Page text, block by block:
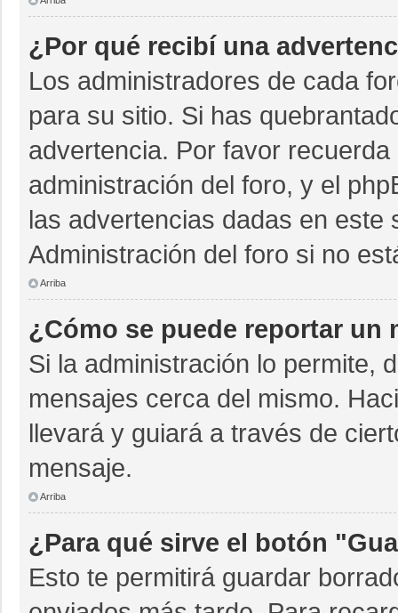
¿Por qué recibí una
Los administradores de cada
para su sitio. Si has
advertencia. Por favor
administración del foro, y el
las advertencias dadas en este
Administración del foro si no
Arriba
¿Cómo se puede reportar un
Si la administración lo permite,
mensajes cerca del mismo.
llevará y guiará a través de
mensaje.
Arriba
¿Para qué sirve el botón
Esto te permitirá guardar